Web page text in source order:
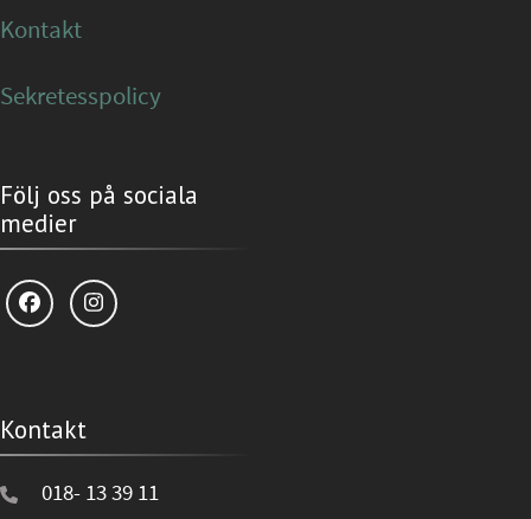
Kontakt
Sekretesspolicy
Följ oss på sociala
medier
Kontakt
018- 13 39 11